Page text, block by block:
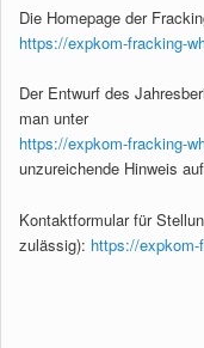
Die Homepage der
https://expkom-fracking-
Der Entwurf des
man unter
https://expkom-fracking-
unzureichende Hinweis
Kontaktformular für
zulässig): https://